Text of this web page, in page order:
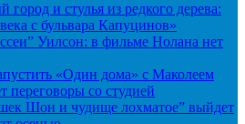
и стулья из редкого дерева:
с бульвара Капуцинов»
Уилсон: в фильме Нолана нет
«Один дома» с Маколеем
переговоры со студией
Шон и чудище лохматое” выйдет